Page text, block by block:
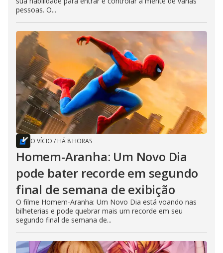
pessoas. O...
O VÍCIO / HÁ 8 HORAS
Homem-Aranha: Um Novo Dia
pode bater recorde em segundo
final de semana de exibição
O filme Homem-Aranha: Um Novo Dia está voando nas
bilheterias e pode quebrar mais um recorde em seu
segundo final de semana de...